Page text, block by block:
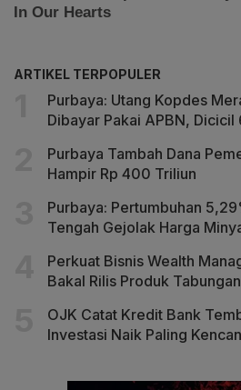
ARTIKEL TERPOPULER
Purbaya: Utang Kopdes
Dibayar Pakai APBN, Dicicil
Purbaya Tambah Dana
Hampir Rp 400 Triliun
Purbaya: Pertumbuhan
Tengah Gejolak Harga
Perkuat Bisnis Wealth
Bakal Rilis Produk
OJK Catat Kredit Bank
Investasi Naik Paling